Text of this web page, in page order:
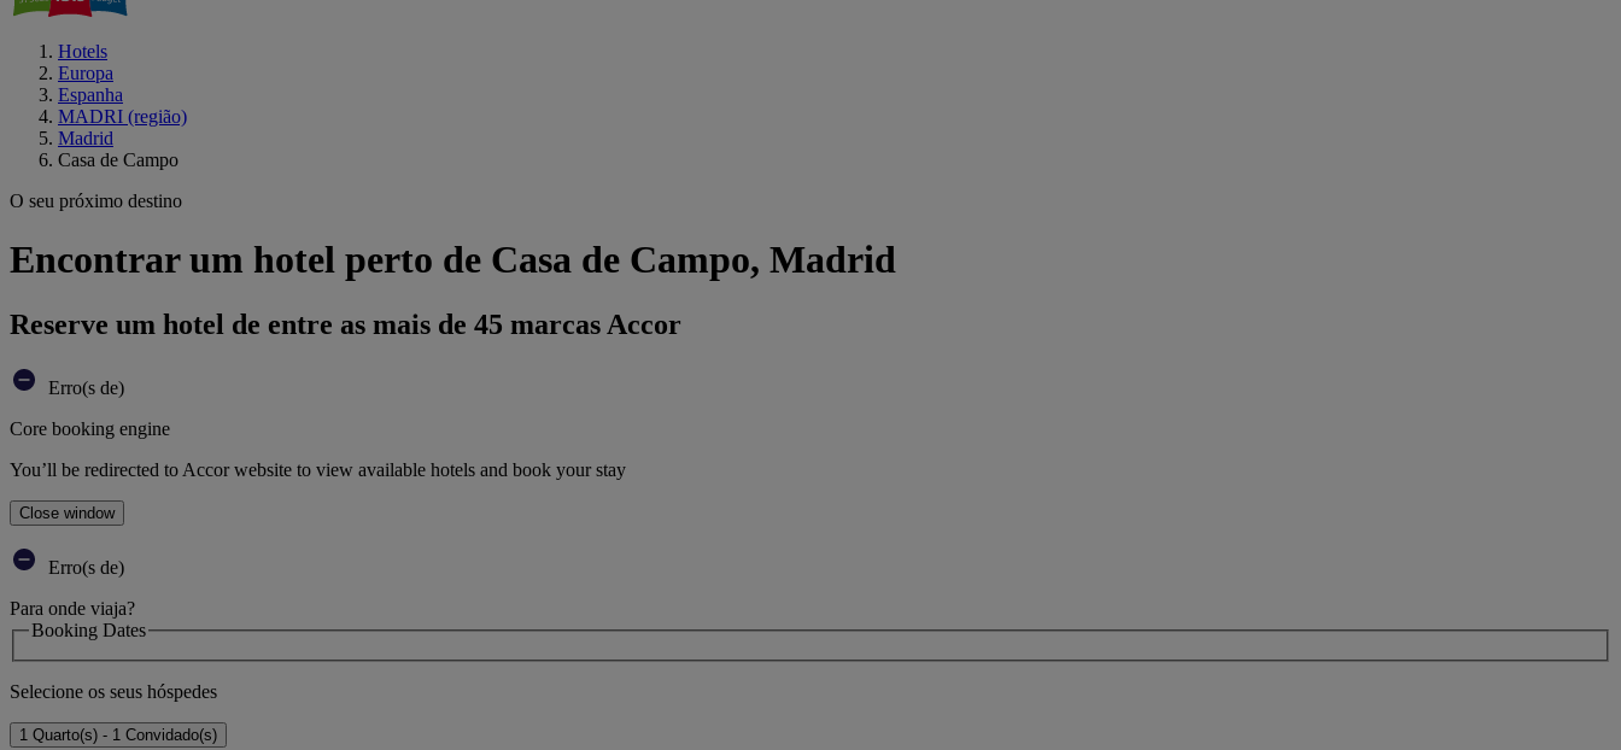
Hotels
Europa
Espanha
MADRI (região)
Madrid
Casa de Campo
O seu próximo destino
Encontrar um hotel perto de Casa de Campo, Madrid
Reserve um hotel de entre as mais de 45 marcas Accor
Erro(s de)
Core booking engine
You’ll be redirected to Accor website to view available hotels and book your stay
Close window
Erro(s de)
Para onde viaja?
Booking Dates
Selecione os seus hóspedes
1 Quarto(s) - 1 Convidado(s)